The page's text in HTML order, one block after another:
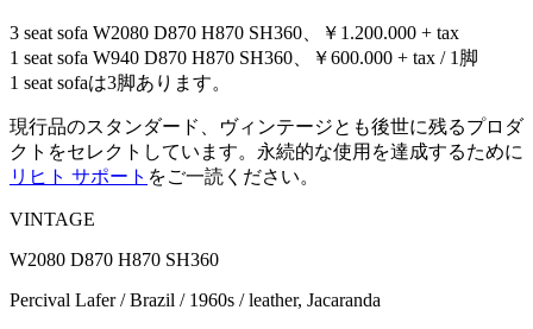
3 seat sofa W2080 D870 H870 SH360、￥1.200.000 + tax
1 seat sofa W940 D870 H870 SH360、￥600.000 + tax / 1脚
1 seat sofaは3脚あります。
現行品のスタンダード、ヴィンテージとも後世に残るプロダ
クトをセレクトしています。永続的な使用を達成するために
リヒト サポート をご一読ください。
VINTAGE
W2080 D870 H870 SH360
Percival Lafer / Brazil / 1960s / leather, Jacaranda